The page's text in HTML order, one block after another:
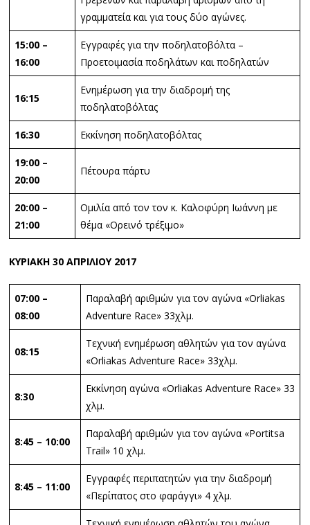
γραμματεία και για τους δύο αγώνες.
15:00 –
16:00
Εγγραφές για την ποδηλατοβόλτα –
Προετοιμασία ποδηλάτων και ποδηλατών
16:15
Ενημέρωση για την διαδρομή της
ποδηλατοβόλτας
16:30 Εκκίνηση ποδηλατοβόλτας
19:00 –
20:00
Πέτουρα πάρτυ
20:00 –
21:00
Ομιλία από τον τον κ. Καλοφύρη Ιωάννη με
θέμα «Ορεινό τρέξιμο»
ΚΥΡΙΑΚΗ 30 ΑΠΡΙΛΙΟΥ 2017
07:00 –
08:00
Παραλαβή αριθμών για τον αγώνα «Orliakas
Adventure Race» 33χλμ.
08:15
Τεχνική ενημέρωση αθλητών για τον αγώνα
«Orliakas Adventure Race» 33χλμ.
8:30
Εκκίνηση αγώνα «Orliakas Adventure Race» 33
χλμ.
8:45 – 10:00
Παραλαβή αριθμών για τον αγώνα «Portitsa
Trail» 10 χλμ.
8:45 – 11:00
Εγγραφές περιπατητών για την διαδρομή
«Περίπατος στο φαράγγι» 4 χλμ.